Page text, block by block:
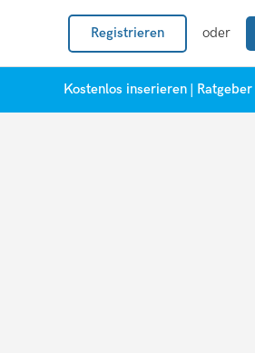
Registrieren oder
Kostenlos inserieren Ratgeber